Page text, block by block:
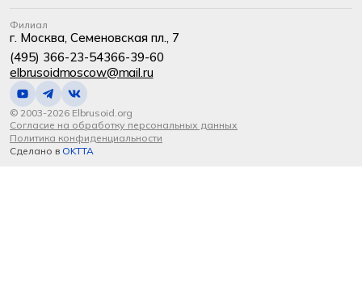
Филиал
г. Москва, Семеновская пл., 7
(495) 366-23-54366-39-60
elbrusoidmoscow@mail.ru
© 2003-2026 Elbrusoid.org
Согласие на обработку персональных данных
Политика конфиденциальности
Сделано в OKTTA